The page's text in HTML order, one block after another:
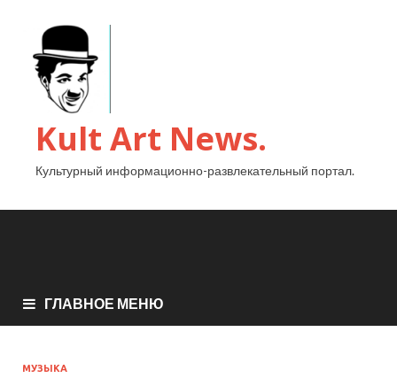
Kult Art News.
Культурный информационно-развлекательный портал.
ГЛАВНОЕ МЕНЮ
МУЗЫКА